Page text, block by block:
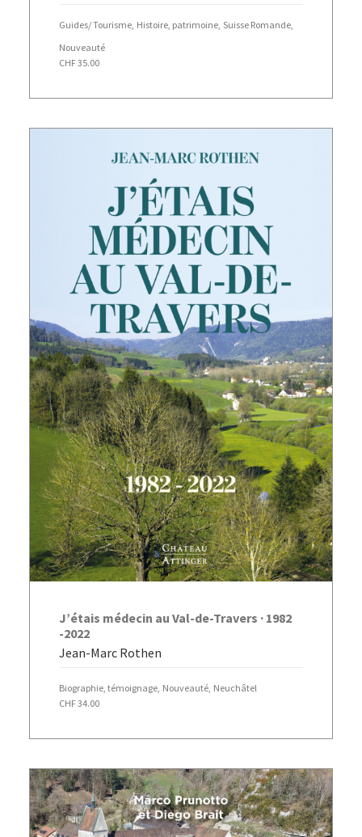
Guides/ Tourisme, Histoire, patrimoine, Suisse Romande,
Nouveauté
CHF35.00
J’étais médecin au Val-de-Travers · 1982
-2022
Jean-Marc Rothen
Biographie, témoignage, Nouveauté, Neuchâtel
CHF34.00